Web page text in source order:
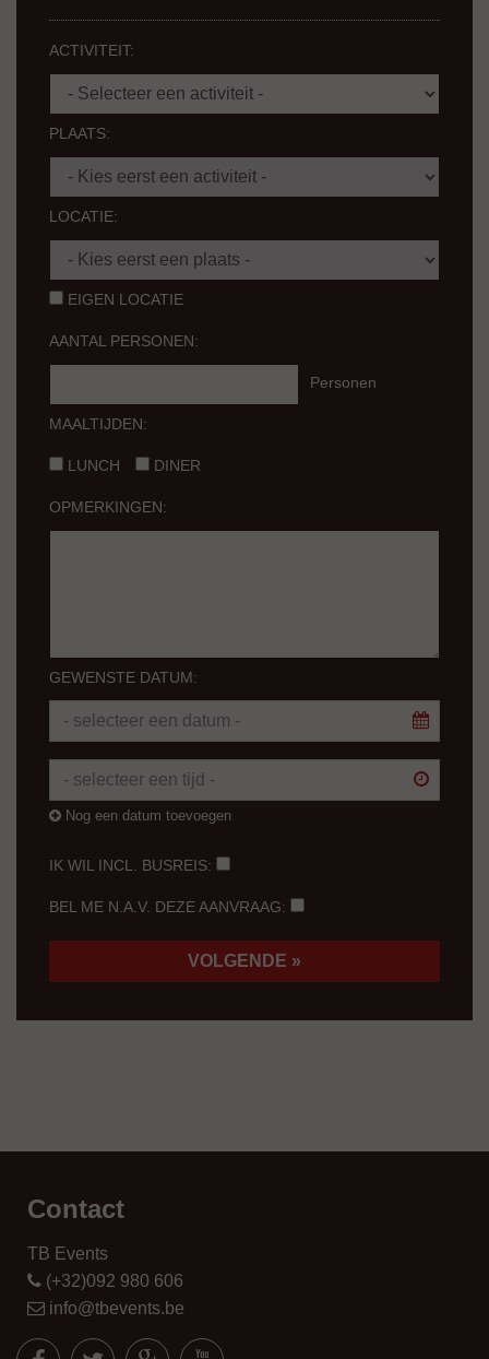
ACTIVITEIT:
PLAATS:
LOCATIE:
EIGEN LOCATIE
AANTAL PERSONEN:
Personen
MAALTIJDEN:
LUNCH DINER
OPMERKINGEN:
GEWENSTE DATUM:
Nog een datum toevoegen
IK WIL INCL. BUSREIS:
BEL ME N.A.V. DEZE AANVRAAG:
Contact
TB Events
(+32)092 980 606
info@tbevents.be